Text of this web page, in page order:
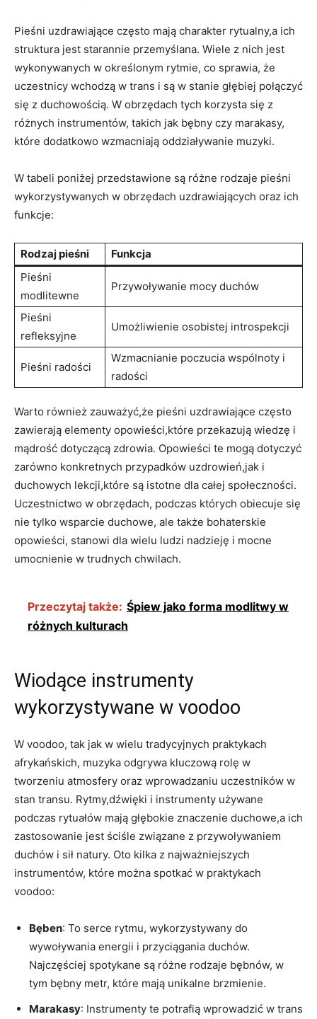
Pieśni uzdrawiające często mają charakter rytualny,a ich
struktura jest starannie przemyślana. Wiele z nich jest
wykonywanych w określonym rytmie, co sprawia, że
uczestnicy wchodzą w trans i są w stanie głębiej połączyć
się z duchowością. W obrzędach tych korzysta się z
różnych instrumentów, takich jak bębny czy marakasy,
które dodatkowo wzmacniają oddziaływanie muzyki.
W tabeli poniżej przedstawione są różne rodzaje pieśni
wykorzystywanych w obrzędach uzdrawiających oraz ich
funkcje:
Rodzaj pieśni
Funkcja
Pieśni
modlitewne
Przywoływanie mocy duchów
Pieśni
refleksyjne
Umożliwienie osobistej introspekcji
Pieśni radości
Wzmacnianie poczucia wspólnoty i
radości
Warto również zauważyć,że pieśni uzdrawiające często
zawierają elementy opowieści,które przekazują wiedzę i
mądrość dotyczącą zdrowia. Opowieści te mogą dotyczyć
zarówno konkretnych przypadków uzdrowień,jak i
duchowych lekcji,które są istotne dla całej społeczności.
Uczestnictwo w obrzędach, podczas których obiecuje się
nie tylko wsparcie duchowe, ale także bohaterskie
opowieści, stanowi dla wielu ludzi nadzieję i mocne
umocnienie w trudnych chwilach.
Przeczytaj także: Śpiew jako forma modlitwy w
różnych kulturach
Wiodące instrumenty
wykorzystywane w voodoo
W voodoo, tak jak w wielu tradycyjnych praktykach
afrykańskich, muzyka odgrywa kluczową rolę w
tworzeniu atmosfery oraz wprowadzaniu uczestników w
stan transu. Rytmy,dźwięki i instrumenty używane
podczas rytuałów mają głębokie znaczenie duchowe,a ich
zastosowanie jest ściśle związane z przywoływaniem
duchów i sił natury. Oto kilka z najważniejszych
instrumentów, które można spotkać w praktykach
voodoo:
Bęben: To serce rytmu, wykorzystywany do
wywoływania energii i przyciągania duchów.
Najczęściej spotykane są różne rodzaje bębnów, w
tym bębny metr, które mają unikalne brzmienie.
Marakasy: Instrumenty te potrafią wprowadzić w trans